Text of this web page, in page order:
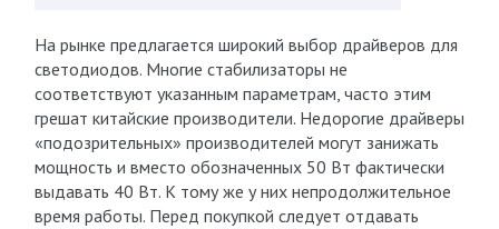
На рынке предлагается широкий выбор драйверов для
светодиодов. Многие стабилизаторы не
соответствуют указанным параметрам, часто этим
грешат китайские производители. Недорогие драйверы
«подозрительных» производителей могут занижать
мощность и вместо обозначенных 50 Вт фактически
выдавать 40 Вт. К тому же у них непродолжительное
время работы. Перед покупкой следует отдавать